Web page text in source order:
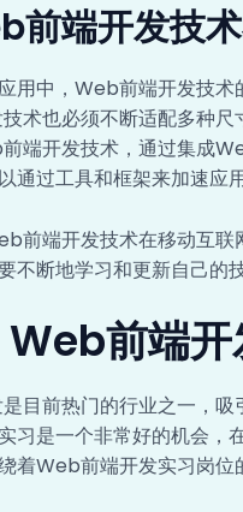
前端开发技
用中，Web前端开发技术
术也必须不断适配多种
端开发技术，通过集成
通过工具和框架来加速应
前端开发技术在移动互
不断地学习和更新自己的
前端开
目前热门的行业之一，
习是一个非常好的机会，
着Web前端开发实习岗